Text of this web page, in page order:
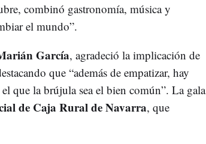
combinó gastronomía, música y
el mundo”.
García, agradeció la implicación de
que “además de empatizar, hay
que la brújula sea el bien común”. La gala
de Caja Rural de Navarra, que